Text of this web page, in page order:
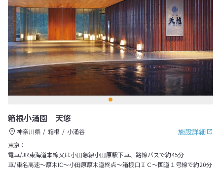
箱根小涌園 天悠
施設詳細
神奈川県 箱根
小涌谷
東京：
電車/JR東海道本線又は小田急線小田原駅下車、路線バスで約45分
車/東名高速～厚木IC～小田原厚木道終点～箱根口ＩＣ～国道１号線で約20分